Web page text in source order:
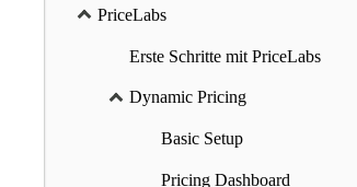
PriceLabs
Erste Schritte mit PriceLabs
Dynamic Pricing
Basic Setup
Pricing Dashboard